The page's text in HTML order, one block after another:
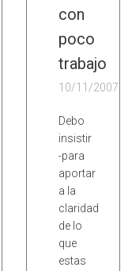
con
poco
trabajo
10/11/2007
Debo
insistir
-para
aportar
a la
claridad
de lo
que
estas